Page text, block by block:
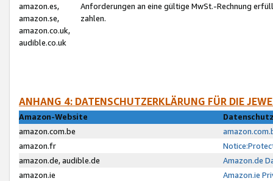
amazon.es,
amazon.se,
amazon.co.uk,
audible.co.uk
Anforderungen an eine gültige MwSt.-Rechnung
zahlen.
ANHANG 4: DATENSCHUTZERKLÄRUNG FÜR DIE
Amazon-Website
amazon.com.be
amazon.fr
amazon.de, audible.de
Amazon.de
amazon.ie
Amazon.ie